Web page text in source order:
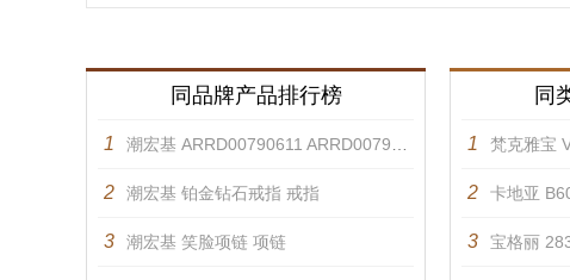
同品牌产品排行榜
1 潮宏基 ARRD00790611 ARRD00790621 戒指
2 潮宏基 铂金钻石戒指 戒指
3 潮宏基 笑脸项链 项链
同
1 梵克雅宝
2 卡地亚
3 宝格丽